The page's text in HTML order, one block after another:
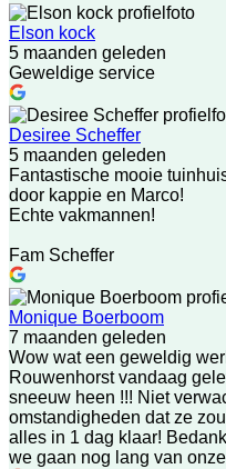
Elson kock
5 maanden geleden
Geweldige service
Desiree Scheffer
5 maanden geleden
Fantastische mooie
door kappie en Marco!
Echte vakmannen!
Fam Scheffer
Monique Boerboom
7 maanden geleden
Wow wat een geweldig
Rouwenhorst vandaag
sneeuw heen !!! Niet
omstandigheden dat ze
alles in 1 dag klaar!
we gaan nog lang van